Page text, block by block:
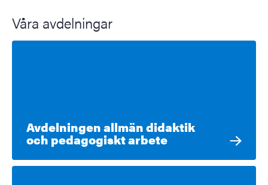
Våra avdelningar
Avdelningen allmän didaktik
och pedagogiskt arbete